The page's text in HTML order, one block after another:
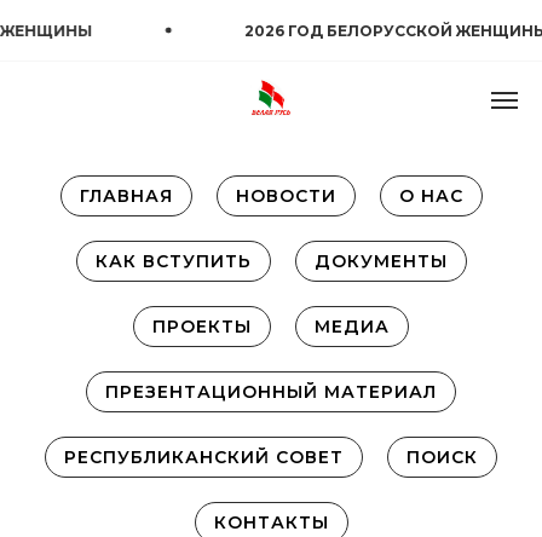
2026 ГОД БЕЛОРУССКОЙ ЖЕНЩИНЫ
ГЛАВНАЯ НОВОСТИ О НАС
КАК ВСТУПИТЬ ДОКУМЕНТЫ
ПРОЕКТЫ МЕДИА
ПРЕЗЕНТАЦИОННЫЙ МАТЕРИАЛ
РЕСПУБЛИКАНСКИЙ СОВЕТ ПОИСК
КОНТАКТЫ